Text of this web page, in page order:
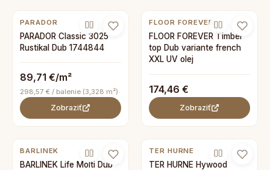
PARADOR
PARADOR Classic 3025
Rustikal Dub 1744844
89,71 €/m²
298,57 € / balenie (3,328 m²)
Zobraziť
FLOOR FOREVER
FLOOR FOREVER Timber
top Dub variante french
XXL UV olej
174,46 €
Zobraziť
BARLINEK
BARLINEK Life Molti Dub
TER HURNE
TER HURNE Hywood